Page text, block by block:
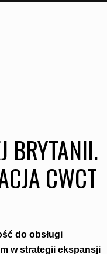
BRYTANII.
CWCT
do obsługi
w strategii ekspansji